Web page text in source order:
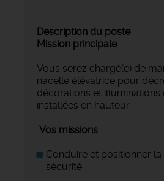
Description du poste
Mission principale
Vous serez chargé(e) de
nacelle élévatrice pour
décorations et illuminations
installées en hauteur.
️ Vos missions
Conduire et positionner
sécurité.